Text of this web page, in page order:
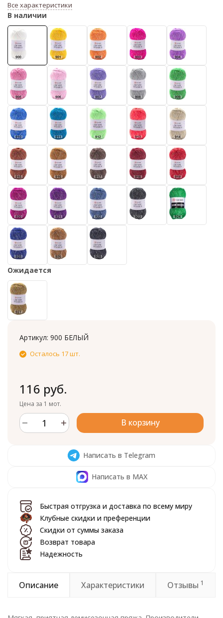
Все характеристики
В наличии
Ожидается
Артикул: 900 БЕЛЫЙ
Осталось 17 шт.
116 руб.
Цена за 1 мот.
В корзину
Написать в Telegram
Написать в MAX
Быстрая отгрузка и доставка по всему миру
Клубные скидки и преференции
Скидки от суммы заказа
Возврат товара
Надежность
Описание Характеристики Отзывы 1